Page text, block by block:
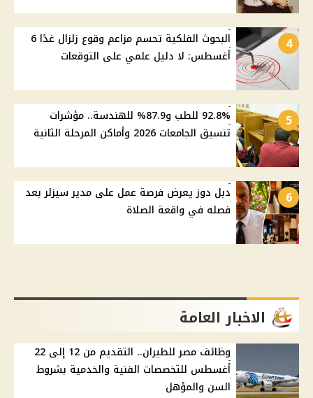
4
البحوث الفلكية تحسم مزاعم وقوع زلزال غدًا 6
أغسطس: لا دليل علمي على التوقعات
5
92.8% للطب و87.9% للهندسة.. مؤشرات
تنسيق الجامعات 2026 وأماكن المرحلة الثانية
6
دبل دوز يعرض فرصة عمل على مدير سيزلر بعد
فصله في واقعة الصلاة
الاخبار العامة
وظائف مصر للطيران.. التقديم من 12 إلى 22
أغسطس للتخصصات الفنية والخدمية بشروط
السن والمؤهل